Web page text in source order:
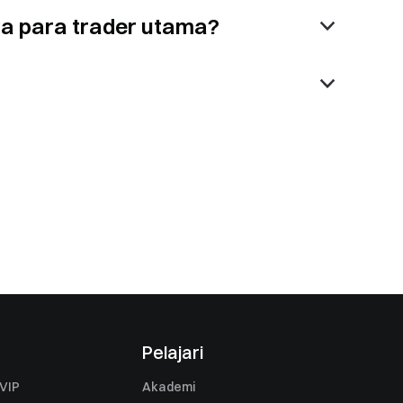
para trader utama?
Pelajari
Akademi